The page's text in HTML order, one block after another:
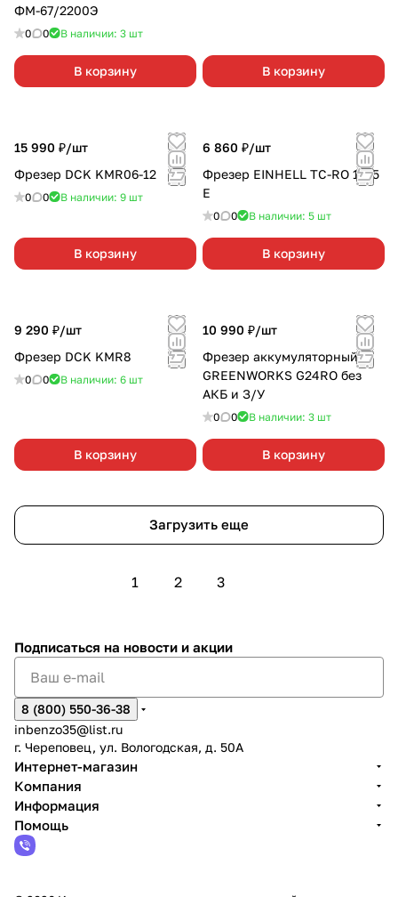
ФМ-67/2200Э
0 0 В наличии: 3 шт
В корзину В корзину
15 990 ₽/шт
Фрезер DCK KMR06-12
0 0 В наличии: 9 шт
В корзину
6 860 ₽/шт
Фрезер EINHELL TC-RO 1155
E
0 0 В наличии: 5 шт
В корзину
9 290 ₽/шт
Фрезер DCK KMR8
0 0 В наличии: 6 шт
В корзину
10 990 ₽/шт
Фрезер аккумуляторный
GREENWORKS G24RO без
АКБ и З/У
0 0 В наличии: 3 шт
В корзину
Загрузить еще
1 2 3
Подписаться на новости и акции
8 (800) 550-36-38
inbenzo35@list.ru
г. Череповец, ул. Вологодская, д. 50А
Интернет-магазин
Компания
Информация
Помощь